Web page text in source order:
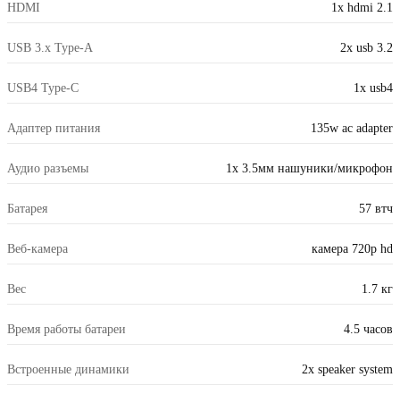
HDMI 1x hdmi 2.1
USB 3.x Type-A 2x usb 3.2
USB4 Type-C 1x usb4
Адаптер питания 135w ac adapter
Аудио разъемы 1x 3.5мм нашуники/микрофон
Батарея 57 втч
Веб-камера камера 720p hd
Вес 1.7 кг
Время работы батареи 4.5 часов
Встроенные динамики 2x speaker system